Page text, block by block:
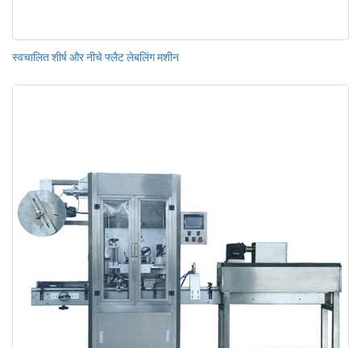
स्वचालित शीर्ष और नीचे फ्लैट लेबलिंग मशीन